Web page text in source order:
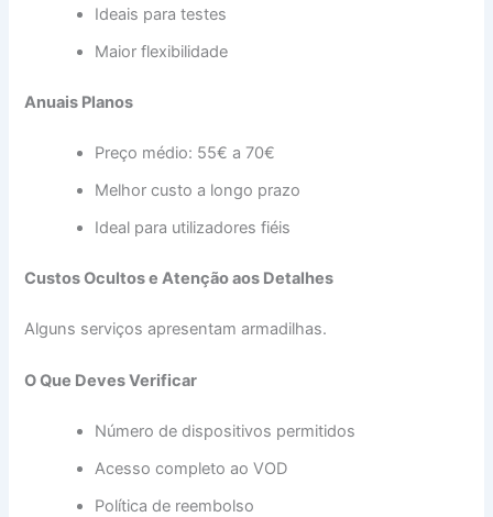
Ideais para testes
Maior flexibilidade
Anuais Planos
Preço médio: 55€ a 70€
Melhor custo a longo prazo
Ideal para utilizadores fiéis
Custos Ocultos e Atenção aos Detalhes
Alguns serviços apresentam armadilhas.
O Que Deves Verificar
Número de dispositivos permitidos
Acesso completo ao VOD
Política de reembolso